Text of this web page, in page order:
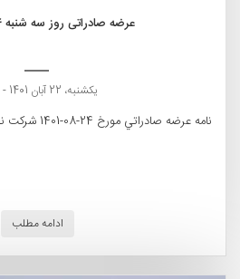
عرضه صادراتی روز سه شنبه 24 آبان 1401
یکشنبه، 22 آبان 1401 - 16:16
نامه عرضه صادراتي مورخ 24-08-1401 شركت نفت پاسارگاد
ادامه مطلب